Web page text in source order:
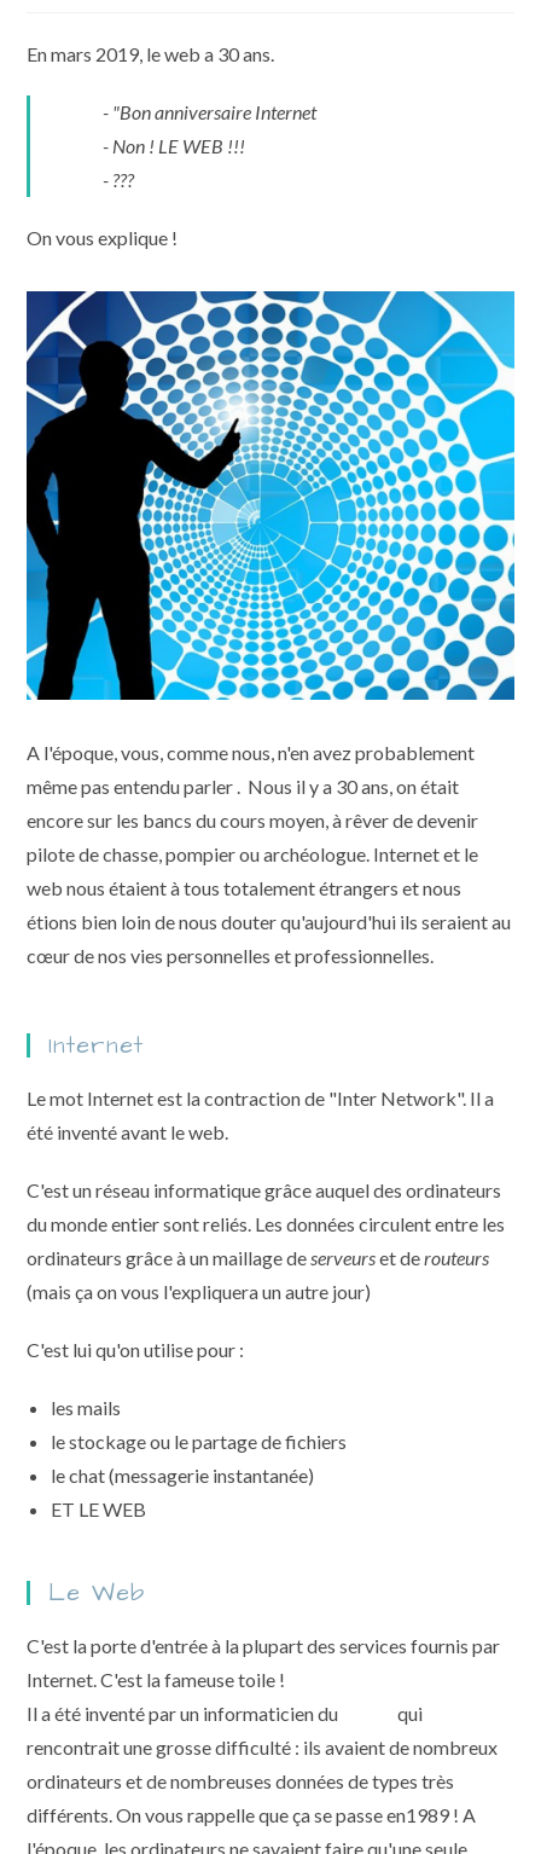
publication :
En mars 2019, le web a 30 ans.
- "Bon anniversaire Internet
- Non ! LE WEB !!!
- ???
On vous explique !
A l'époque, vous, comme nous, n'en avez probablement
même pas entendu parler . Nous il y a 30 ans, on était
encore sur les bancs du cours moyen, à rêver de devenir
pilote de chasse, pompier ou archéologue. Internet et le
web nous étaient à tous totalement étrangers et nous
étions bien loin de nous douter qu'aujourd'hui ils seraient au
cœur de nos vies personnelles et professionnelles.
Internet
Le mot Internet est la contraction de "Inter Network". Il a
été inventé avant le web.
C'est un réseau informatique grâce auquel des ordinateurs
du monde entier sont reliés. Les données circulent entre les
ordinateurs grâce à un maillage deserveurset derouteurs
(mais ça on vous l'expliquera un autre jour)
C'est lui qu'on utilise pour :
les mails
le stockage ou le partage de fichiers
le chat (messagerie instantanée)
ET LE WEB
Le Web
C'est la porte d'entrée à la plupart des services fournis par
Internet. C'est la fameuse toile !
Il a été inventé par un informaticien du
CERNqui
rencontrait une grosse difficulté : ils avaient de nombreux
ordinateurs et de nombreuses données de types très
différents. On vous rappelle que ça se passe en1989 ! A
l'époque, les ordinateurs ne savaient faire qu'une seule